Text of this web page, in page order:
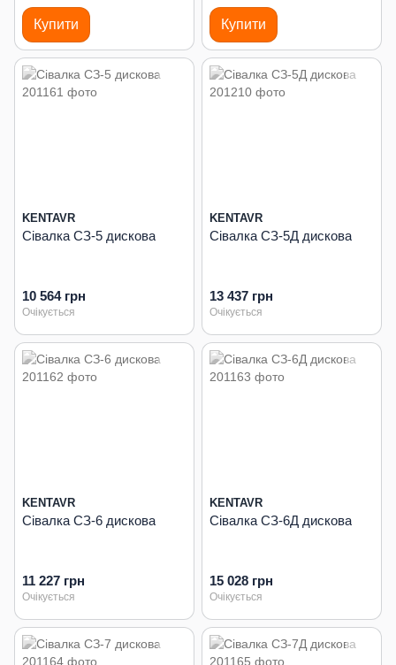
Купити Купити
KENTAVR
Сівалка СЗ-5 дискова
10 564 грн
Очікується
KENTAVR
Сівалка СЗ-5Д дискова
13 437 грн
Очікується
KENTAVR
Сівалка СЗ-6 дискова
11 227 грн
Очікується
KENTAVR
Сівалка СЗ-6Д дискова
15 028 грн
Очікується